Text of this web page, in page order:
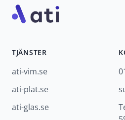
TJÄNSTER
ati-vim.se
ati-plat.se
ati-glas.se